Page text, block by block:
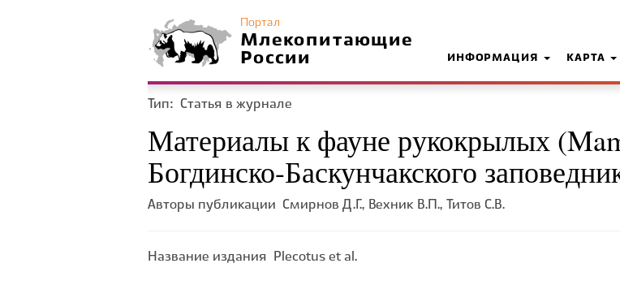
Портал
Млекопитающие
России
ИНФОРМАЦИЯ КАРТА
Тип: Статья в журнале
Материалы к фауне рукокрылых
Богдинско-Баскунчакского
Авторы публикации Смирнов Д.Г., Вехник В.П., Титов С.В.
Название издания Plecotus et al.